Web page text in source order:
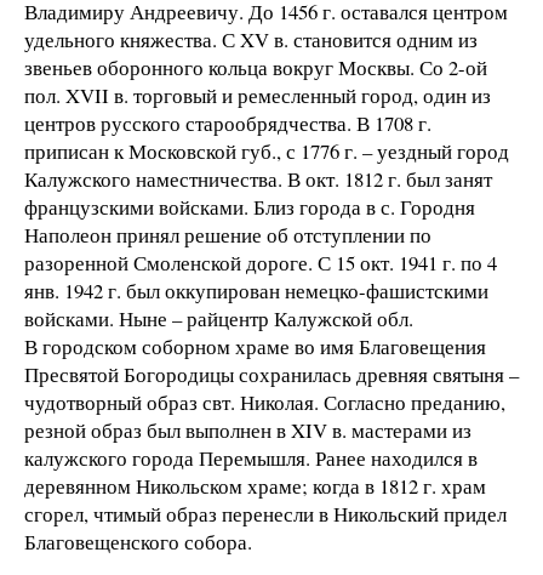
Владимиру Андреевичу. До 1456 г. оставался центром
удельного княжества. С XV в. становится одним из
звеньев оборонного кольца вокруг Москвы. Со 2-ой
пол. XVII в. торговый и ремесленный город, один из
центров русского старообрядчества. В 1708 г.
приписан к Московской губ., с 1776 г. – уездный город
Калужского наместничества. В окт. 1812 г. был занят
французскими войсками. Близ города в с. Городня
Наполеон принял решение об отступлении по
разоренной Смоленской дороге. С 15 окт. 1941 г. по 4
янв. 1942 г. был оккупирован немецко-фашистскими
войсками. Ныне – райцентр Калужской обл.
В городском соборном храме во имя Благовещения
Пресвятой Богородицы сохранилась древняя святыня –
чудотворный образ свт. Николая. Согласно преданию,
резной образ был выполнен в XIV в. мастерами из
калужского города Перемышля. Ранее находился в
деревянном Никольском храме; когда в 1812 г. храм
сгорел, чтимый образ перенесли в Никольский придел
Благовещенского собора.